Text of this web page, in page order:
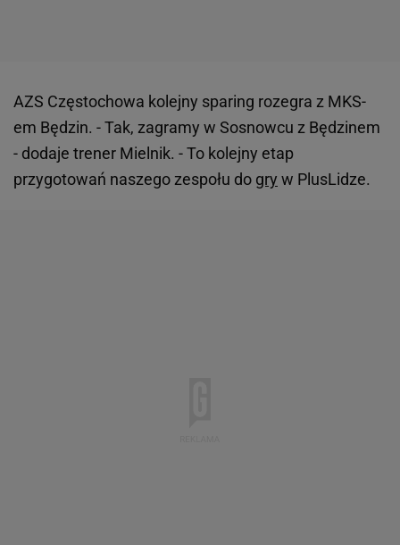
AZS Częstochowa kolejny sparing rozegra z MKS-
em Będzin. - Tak, zagramy w Sosnowcu z Będzinem
- dodaje trener Mielnik. - To kolejny etap
przygotowań naszego zespołu do gry w PlusLidze.